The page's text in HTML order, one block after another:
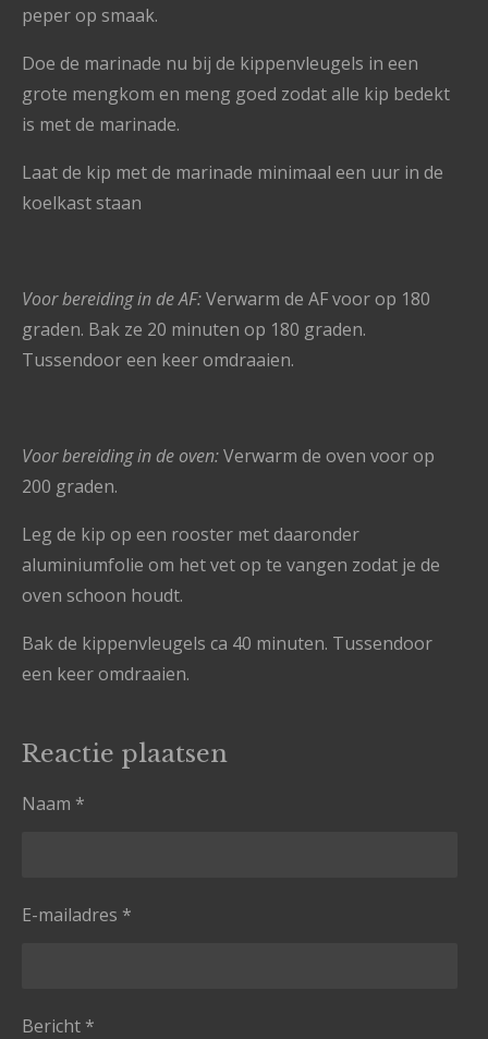
peper op smaak.
Doe de marinade nu bij de kippenvleugels in een
grote mengkom en meng goed zodat alle kip bedekt
is met de marinade.
Laat de kip met de marinade minimaal een uur in de
koelkast staan
Voor bereiding in de AF:Verwarm de AF voor op 180
graden. Bak ze 20 minuten op 180 graden.
Tussendoor een keer omdraaien.
Voor bereiding in de oven:Verwarm de oven voor op
200 graden.
Leg de kip op een rooster met daaronder
aluminiumfolie om het vet op te vangen zodat je de
oven schoon houdt.
Bak de kippenvleugels ca 40 minuten. Tussendoor
een keer omdraaien.
Reactie plaatsen
Naam *
E-mailadres *
Bericht *